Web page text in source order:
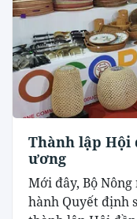
Thành lập Hội
ương
Mới đây, Bộ
hành Quyết định